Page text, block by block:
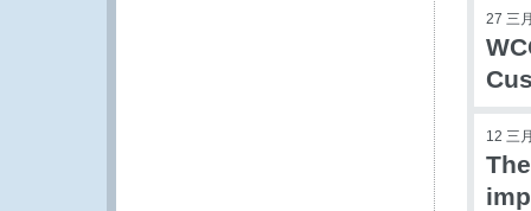
27 三
12 三